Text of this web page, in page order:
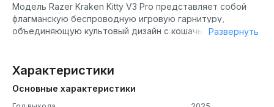
Модель Razer Kraken Kitty V3 Pro представляет собой
флагманскую беспроводную игровую гарнитуру,
объединяющую культовый дизайн с кошачьими ушками и
индивидуальность, не жертвуя при этом качеством
звука и функциональностью. Гарнитура сочетает в себе
мощные 40-мм титановые драйверы, трёхрежимное
беспроводное подключение и эффектную
Развернуть
Характеристики
Основные характеристики